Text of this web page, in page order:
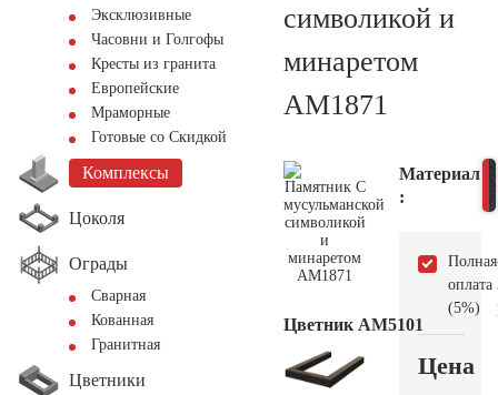
Эксклюзивные
Часовни и Голгофы
Кресты из гранита
Европейские
Мраморные
Готовые со Скидкой
Комплексы
Цоколя
Ограды
Сварная
Кованная
Гранитная
Цветники
символикой и
минаретом
AM1871
Цветник АМ5101
Материал
:
Полная
оплата
(5%)
Цена